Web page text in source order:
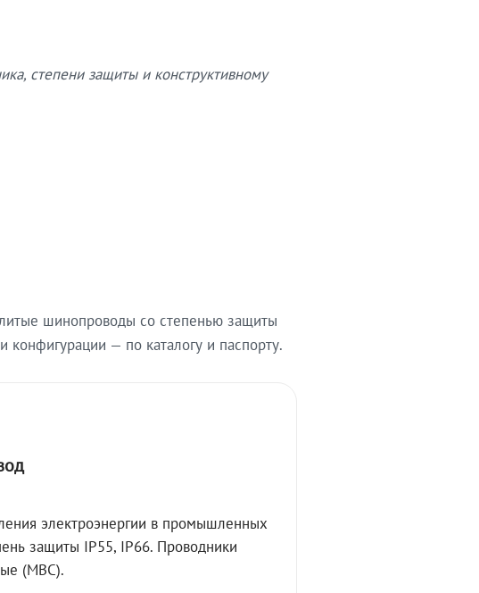
степени защиты и конструктивному
шинопроводы со степенью защиты
— по каталогу и паспорту.
электроэнергии в промышленных
защиты IP55, IP66. Проводники
(МВС).